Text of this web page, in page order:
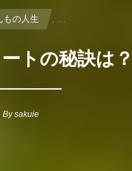
もの人生 , …
トの秘訣は？
Bysakuie